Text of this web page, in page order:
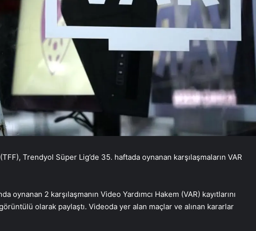
Trendyol Süper Lig’de 35. haftada oynanan karşılaşmaların VAR
oynanan 2 karşılaşmanın Video Yardımcı Hakem (VAR) kayıtlarını
olarak paylaştı. Videoda yer alan maçlar ve alınan kararlar